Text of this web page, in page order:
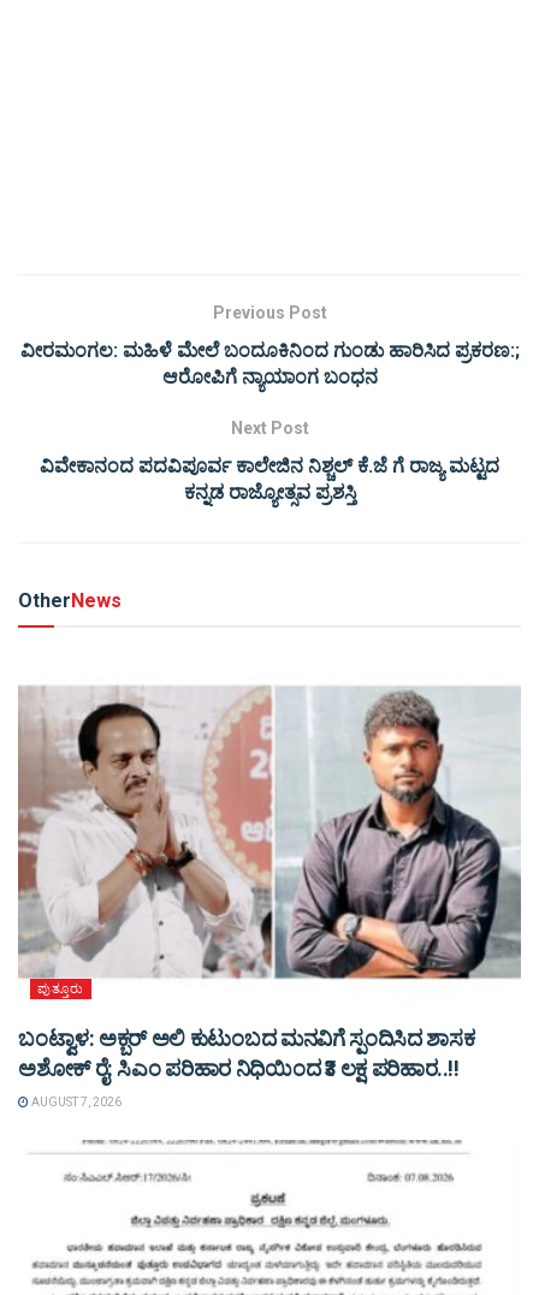
Previous Post
ವೀರಮಂಗಲ: ಮಹಿಳೆ ಮೇಲೆ ಬಂದೂಕಿನಿಂದ ಗುಂಡು ಹಾರಿಸಿದ ಪ್ರಕರಣ:;
ಆರೋಪಿಗೆ ನ್ಯಾಯಾಂಗ ಬಂಧನ
Next Post
ವಿವೇಕಾನಂದ ಪದವಿಪೂರ್ವ ಕಾಲೇಜಿನ ನಿಶ್ಚಲ್ ಕೆ.ಜೆ ಗೆ ರಾಜ್ಯ ಮಟ್ಟದ
ಕನ್ನಡ ರಾಜ್ಯೋತ್ಸವ ಪ್ರಶಸ್ತಿ
OtherNews
ಪುತ್ತೂರು
ಬಂಟ್ವಾಳ: ಅಕ್ಬರ್ ಅಲಿ ಕುಟುಂಬದ ಮನವಿಗೆ ಸ್ಪಂದಿಸಿದ ಶಾಸಕ
ಅಶೋಕ್ ರೈ: ಸಿಎಂ ಪರಿಹಾರ ನಿಧಿಯಿಂದ ₹3 ಲಕ್ಷ ಪರಿಹಾರ..!!
AUGUST 7, 2026